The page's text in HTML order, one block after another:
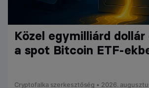
Közel egymilliárd
a spot Bitcoin ETF-
Cryptofalka szerkesztőség • 2026.